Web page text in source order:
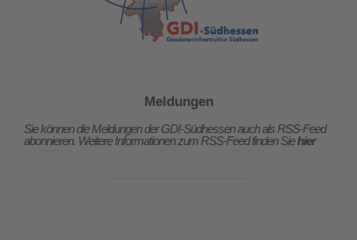
Meldungen
Sie können die Meldungen der GDI-Südhessen auch als RSS-Feed
abonnieren. Weitere Informationen zum RSS-Feed finden Siehier